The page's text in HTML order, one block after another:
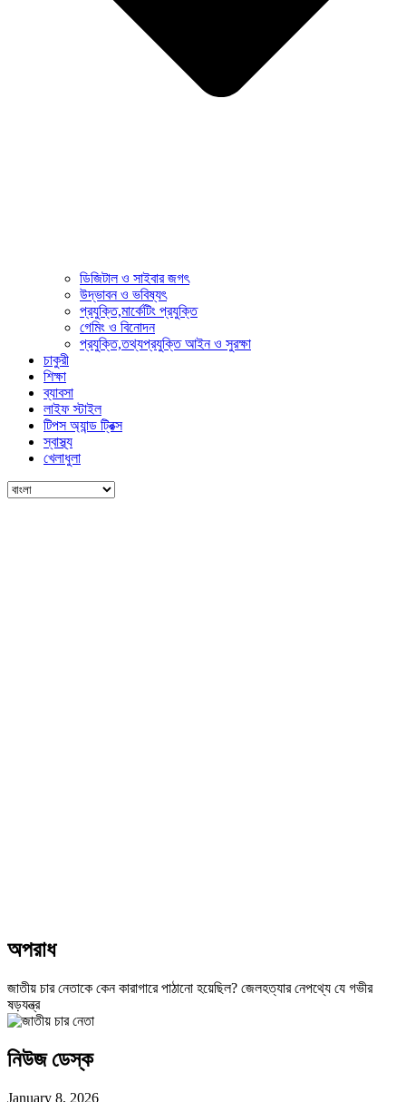
ডিজিটাল ও সাইবার জগৎ
উদ্ভাবন ও ভবিষ্যৎ
প্রযুক্তি,মার্কেটিং প্রযুক্তি
গেমিং ও বিনোদন
প্রযুক্তি,তথ্যপ্রযুক্তি আইন ও সুরক্ষা
চাকুরী
শিক্ষা
ব্যাবসা
লাইফ স্টাইল
টিপস অ্যান্ড ট্রিক্স
স্বাস্থ্য
খেলাধুলা
অপরাধ
জাতীয় চার নেতাকে কেন কারাগারে পাঠানো হয়েছিল? জেলহত্যার নেপথ্যে যে গভীর
ষড়যন্ত্র
নিউজ ডেস্ক
January 8, 2026